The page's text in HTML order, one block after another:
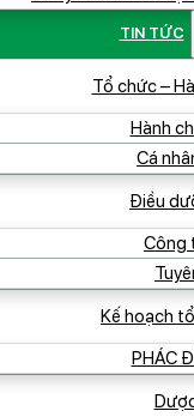
TIN TỨC
Tổ chức –
Hành
Cá
Điều
Công
Kế hoạch
PHÁC